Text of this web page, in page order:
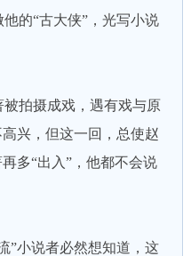
的“古大侠”，光写小说
拍摄成戏，遇有戏与原
兴，但这一回，总使赵
多“出入”，他都不会说
小说者必然想知道，这